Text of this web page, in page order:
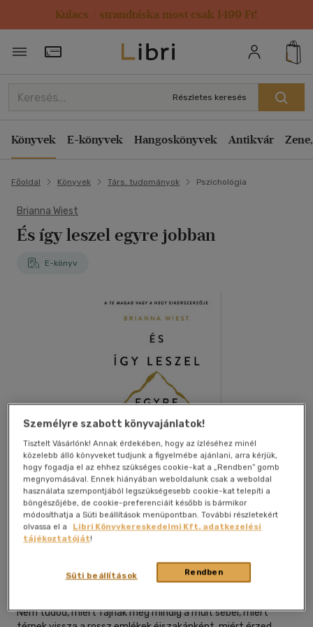
Kulacs / strandtáska most csak 1499 Ft!
Törzsvásárlói Kártya adatai
Részletes keresés
Könyvek E-könyvek Hangoskönyvek Antikvár
Főoldal Könyvek Társ. tudományok Pszichológia
Brianna Wiest
És így leszel egyre jobban
E-könyv
Beleolvasok Kívánságlistához adom Megosztom
|2026|magyar nyelvű
Nem tudod, miért fájnak még mindig a múlt sebei, miért
Személyre szabott könyvajánlatok!
Tisztelt Vásárlónk! Annak érdekében, hogy az ízléséhez minél
közelebb álló könyveket tudjunk a figyelmébe ajánlani, arra kérjük,
hogy fogadja el az ehhez szükséges cookie-kat a „Rendben” gomb
megnyomásával. Ennek hiányában weboldalunk csak a weboldal
használata szempontjából legszükségesebb cookie-kat telepíti a
böngészőjébe, de cookie-preferenciáit később is bármikor
módosíthatja a Süti beállítások menüpontban. További részletekért
olvassa el a
Libri Könyvkereskedelmi Kft. adatkezelési
tájékoztatóját!
Rendben
Süti beállítások